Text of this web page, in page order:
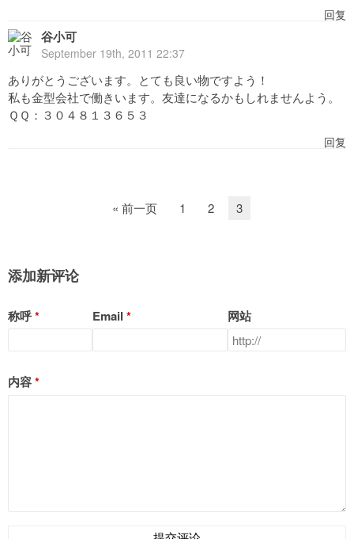
回复
谷小可
September 19th, 2011 22:37
ありがとうございます。とても良い物ですよう！
私も金型会社で働きいます。友達になるかもしれませんよう。
ＱＱ：３０４８１３６５３
回复
« 前一页 1 2 3
添加新评论
称呼 Email 网站
内容